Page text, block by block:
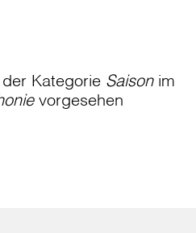
Kategorie Saisonim
vorgesehen